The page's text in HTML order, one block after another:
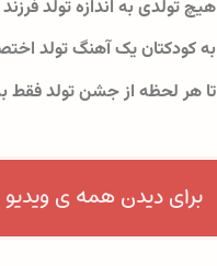
هیچ تولدی به اندازه تولد
به کودکتان یک آهنگ تولد
تا هر لحظه از جشن تولد فقط
برای دیدن همه ی